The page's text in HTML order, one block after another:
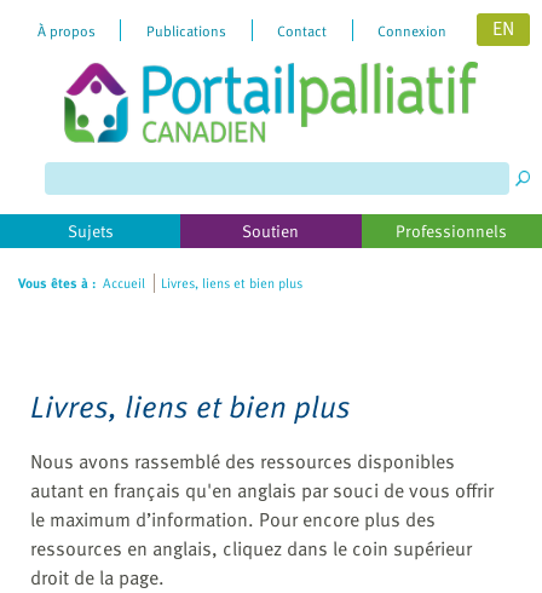
website
includes
an
accessibility
À propos Publications Contact Connexion EN
Sujets Soutien Professionnels
Vous êtes à : Accueil Livres, liens et bien plus
Livres, liens et bien plus
Nous avons rassemblé des ressources disponibles
autant en français qu'en anglais par souci de vous offrir
le maximum d’information. Pour encore plus des
ressources en anglais, cliquez dans le coin supérieur
droit de la page.